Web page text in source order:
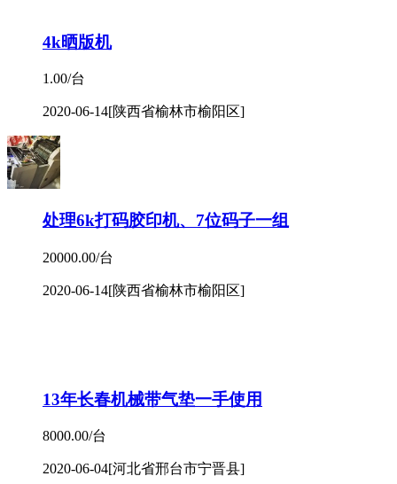
4k晒版机
1.00/台
2020-06-14[陕西省榆林市榆阳区]
处理6k打码胶印机、7位码子一组
20000.00/台
2020-06-14[陕西省榆林市榆阳区]
13年长春机械带气垫一手使用
8000.00/台
2020-06-04[河北省邢台市宁晋县]